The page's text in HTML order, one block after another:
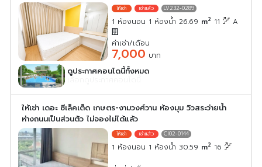
LV232-0289
1 ห้องนอน 1 ห้องน้ำ 26.69 m2 11 A
ค่าเช่า/เดือน
7,000 บาท
ดูประกาศคอนโดนี้ทั้งหมด
เลือกดูประกาศคอนโดนี้
ให้เช่า เดอะ ซีเล็คเต็ด เกษตร-งามวงศ์วาน ห้องมุม​ วิวสระว่ายน้ำ​
ห่างถนนเป็นส่วนตัว​ ไม่จองไม่ได้แล้ว
CI02-0144
1 ห้องนอน 1 ห้องน้ำ 30.59 m2 16